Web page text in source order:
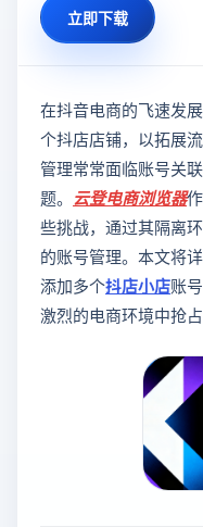
立即下载
在抖音电商的飞速发
个抖店店铺，以拓展
管理常常面临账号关
题。 云登电商浏览器
些挑战，通过其隔离
的账号管理。本文将
添加多个抖店小店账
激烈的电商环境中抢占